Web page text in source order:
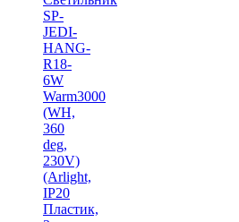
SP-
JEDI-
HANG-
R18-
6W
Warm3000
(WH,
360
deg,
230V)
(Arlight,
IP20
Пластик,